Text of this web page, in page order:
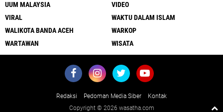
UUM MALAYSIA
VIDEO
VIRAL
WAKTU DALAM ISLAM
WALIKOTA BANDA ACEH
WARKOP
WARTAWAN
WISATA
Redaksi Pedoman Media Siber
Kontak
Copyright © 2026 wasatha.com